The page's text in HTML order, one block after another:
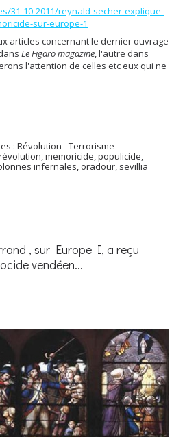
31-10-2011/reynald-secher-explique-
sur-europe-1
articles concernant le dernier ouvrage
Le Figaro magazine, l'autre dans
l'attention de celles etc eux qui ne
:Révolution - Terrorisme -
,memoricide,populicide,
infernales, oradour, sevillia
, sur Europe I, a reçu
vendéen...